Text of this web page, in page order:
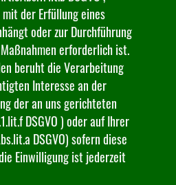
der Erfüllung eines
oder zur Durchführung
erforderlich ist.
beruht die Verarbeitung
Interesse an der
der an uns gerichteten
DSGVO ) oder auf Ihrer
DSGVO) sofern diese
Einwilligung ist jederzeit